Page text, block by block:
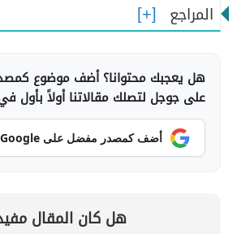
المراجع
هل يعجبك محتوانا؟ أضف موضوع
على جوجل لتصلك مقالاتنا أولاً بأول
أضف كمصدر مفضل على Google
هل كان المقال